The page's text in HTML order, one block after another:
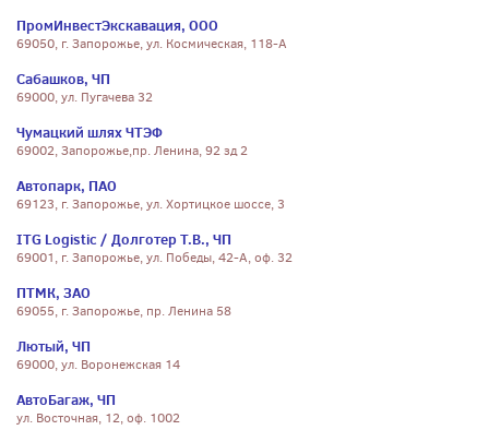
ПромИнвестЭкскавация, ООО
69050, г. Запорожье, ул. Космическая, 118-А
Сабашков, ЧП
69000, ул. Пугачева 32
Чумацкий шлях ЧТЭФ
69002, Запорожье,пр. Ленина, 92 зд 2
Автопарк, ПАО
69123, г. Запорожье, ул. Хортицкое шоссе, 3
ITG Logistic / Долготер Т.В., ЧП
69001, г. Запорожье, ул. Победы, 42-А, оф. 32
ПТМК, ЗАО
69055, г. Запорожье, пр. Ленина 58
Лютый, ЧП
69000, ул. Воронежская 14
АвтоБагаж, ЧП
ул. Восточная, 12, оф. 1002